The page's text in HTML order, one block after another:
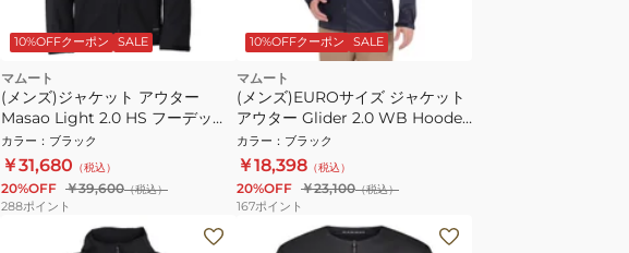
10%OFFクーポン SALE
マムート
(メンズ)ジャケット アウター
Masao Light 2.0 HS フーデッド
ジャケット JE アジアンフィット
1010-32070-0001
カラー ： ブラック
￥31,680 （税込）
20%OFF ￥39,600（税込）
288ポイント
10%OFFクーポン SALE
マムート
(メンズ)EUROサイズ ジャケット
アウター Glider 2.0 WB Hooded
1012-00630-0001
カラー ： ブラック
￥18,398 （税込）
20%OFF ￥23,100（税込）
167ポイント